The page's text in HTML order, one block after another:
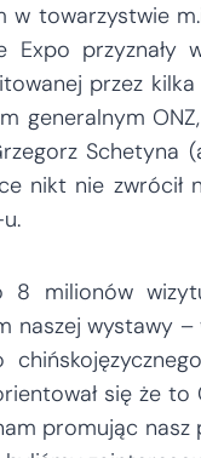
w towarzystwie
Expo
przez
generalnym
nikt nie
8 milionów
naszej wystawy
się że
promując